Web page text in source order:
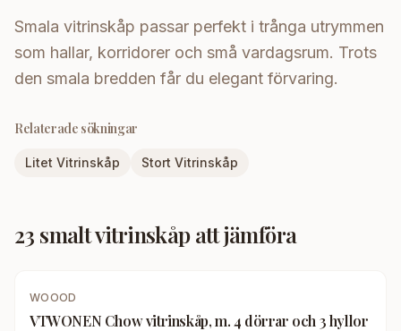
Smala vitrinskåp passar perfekt i trånga utrymmen
som hallar, korridorer och små vardagsrum. Trots
den smala bredden får du elegant förvaring.
Relaterade sökningar
Litet Vitrinskåp Stort Vitrinskåp
23 smalt vitrinskåpatt jämföra
WOOOD
VTWONEN Chow vitrinskåp, m. 4 dörrar och 3 hyllor